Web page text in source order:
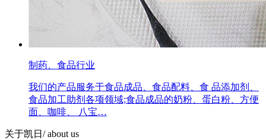
制药、食品行业
我们的产品服务于食品成品、食品配料、食 品添加剂、
食品加工助剂各项领域;食品成品的奶粉、蛋白粉、方便
面、咖啡、 八宝…
关于凯日 / about us